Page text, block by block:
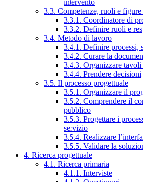
intervento
3.3. Competenze, ruoli e
3.3.1. Coordinatore di
3.3.2. Definire ruoli e
3.4. Metodo di lavoro
3.4.1. Definire processi,
3.4.2. Curare la
3.4.3. Organizzare
3.4.4. Prendere decisioni
3.5. Il processo progettuale
3.5.1. Organizzare il
3.5.2. Comprendere il
pubblico
3.5.3. Progettare i
servizio
3.5.4. Realizzare
3.5.5. Validare la
4. Ricerca progettuale
4.1. Ricerca primaria
4.1.1. Interviste